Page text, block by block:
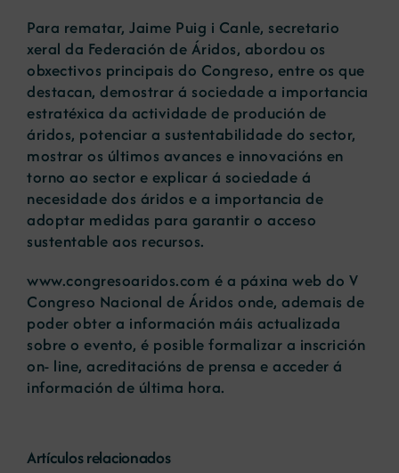
Para rematar, Jaime Puig i Canle, secretario
xeral da Federación de Áridos, abordou os
obxectivos principais do Congreso, entre os que
destacan, demostrar á sociedade a importancia
estratéxica da actividade de produción de
áridos, potenciar a sustentabilidade do sector,
mostrar os últimos avances e innovacións en
torno ao sector e explicar á sociedade á
necesidade dos áridos e a importancia de
adoptar medidas para garantir o acceso
sustentable aos recursos.
www.congresoaridos.com é a páxina web do V
Congreso Nacional de Áridos onde, ademais de
poder obter a información máis actualizada
sobre o evento, é posible formalizar a inscrición
on- line, acreditacións de prensa e acceder á
información de última hora.
Artículos relacionados